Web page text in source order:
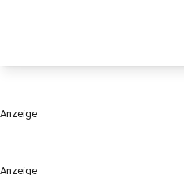
Anzeige
Anzeige